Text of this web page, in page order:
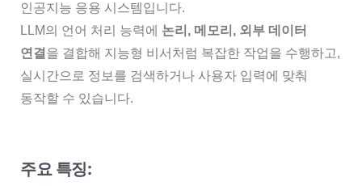
인공지능 응용 시스템입니다.
LLM의 언어 처리 능력에 논리, 메모리, 외부 데이터
연결을 결합해 지능형 비서처럼 복잡한 작업을 수행하고,
실시간으로 정보를 검색하거나 사용자 입력에 맞춰
동작할 수 있습니다.
주요 특징: